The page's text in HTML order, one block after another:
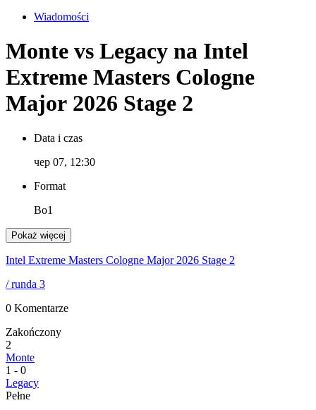
Wiadomości
Monte vs Legacy na Intel
Extreme Masters Cologne
Major 2026 Stage 2
Data i czas
чер 07, 12:30
Format
Bo1
Pokaż więcej
Intel Extreme Masters Cologne Major 2026 Stage 2
/ runda 3
0 Komentarze
Zakończony
2
Monte
1 - 0
Legacy
Pełne